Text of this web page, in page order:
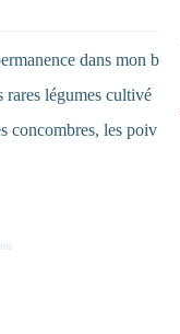
dans mon b
rares légumes cultivé
concombres, les poiv